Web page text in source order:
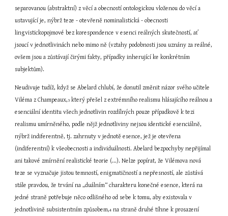
separovanou (abstraktní) z věcí a obecností ontologickou vloženou do věcí a
ustavující je, nýbrž teze - otevřeně nominalistická - obecnosti
lingvistickopojmové bez korespondence v esenci reálných skutečností, ať
jsoucí v jednotlivinách nebo mimo ně (vztahy podobnosti jsou uznány za reálné,
ovšem jsou a zůstávají čirými fakty, případky inherující ke konkrétním
subjektům).
Neudivuje tudíž, když se Abelard chlubí, že donutil změnit názor svého učitele
Viléma z Champeaux,3 který přešel z extrémního realismu hlásajícího reálnou a
esenciální identitu všech jednotlivin rozdílných pouze případkově k tezi
realismu umírněného, podle nějž jednotliviny nejsou identické esenciálně,
nýbrž indiferentně, tj. zahrnuty v jednotě esence, jež je otevřena
(indiferentní) k všeobecnosti a individuálnosti. Abelard bezpochyby nepřijímal
ani takové zmírnění realistické teorie (...). Nelze popírat, že Vilémova nová
teze se vyznačuje jistou temností, enigmatičností a nepřesností, ale zůstává
stále pravdou, že trvání na „duálním“ charakteru konečné esence, která na
jedné straně potřebuje něco odlišného od sebe k tomu, aby existovala v
jednotlivině subsistentním způsobem,4 na straně druhé tíhne k prosazení